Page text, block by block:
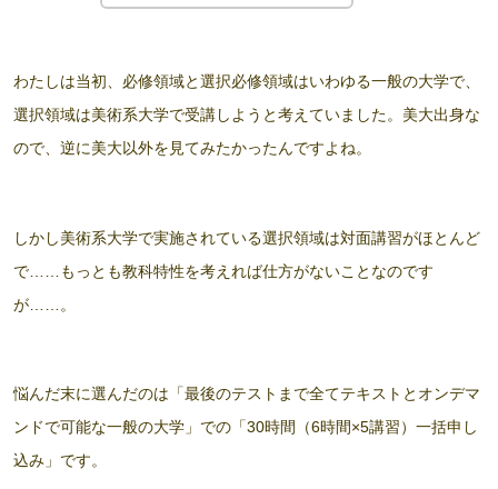
わたしは当初、必修領域と選択必修領域はいわゆる一般の大学で、
選択領域は美術系大学で受講しようと考えていました。美大出身な
ので、逆に美大以外を見てみたかったんですよね。
しかし美術系大学で実施されている選択領域は対面講習がほとんど
で……もっとも教科特性を考えれば仕方がないことなのです
が……。
悩んだ末に選んだのは「最後のテストまで全てテキストとオンデマ
ンドで可能な一般の大学」での「30時間（6時間×5講習）一括申し
込み」です。